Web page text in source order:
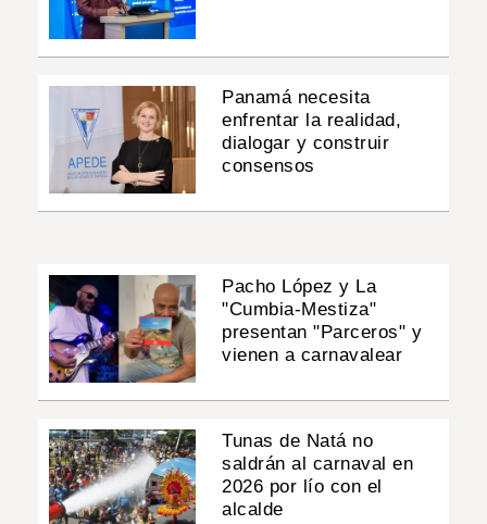
Panamá necesita
enfrentar la realidad,
dialogar y construir
consensos
Pacho López y La
"Cumbia-Mestiza"
presentan "Parceros" y
vienen a carnavalear
Tunas de Natá no
saldrán al carnaval en
2026 por lío con el
alcalde